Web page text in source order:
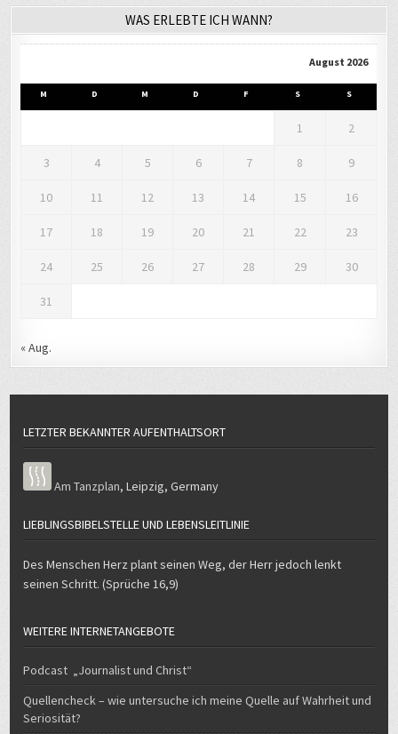
WAS ERLEBTE ICH WANN?
August 2026
M D M D F S S
1 2
3 4 5 6 7 8 9
10 11 12 13 14 15 16
17 18 19 20 21 22 23
24 25 26 27 28 29 30
31
« Aug.
LETZTER BEKANNTER AUFENTHALTSORT
Am Tanzplan,Leipzig,Germany
LIEBLINGSBIBELSTELLE UND LEBENSLEITLINIE
Des Menschen Herz plant seinen Weg, der Herr jedoch lenkt
seinen Schritt. (Sprüche 16,9)
WEITERE INTERNETANGEBOTE
Podcast „Journalist und Christ“
Quellencheck – wie untersuche ich meine Quelle auf Wahrheit und
Seriosität?